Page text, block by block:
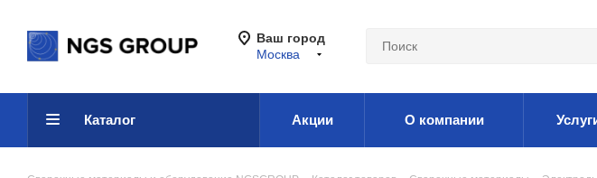
Ваш город
Москва
Каталог Акции О компании